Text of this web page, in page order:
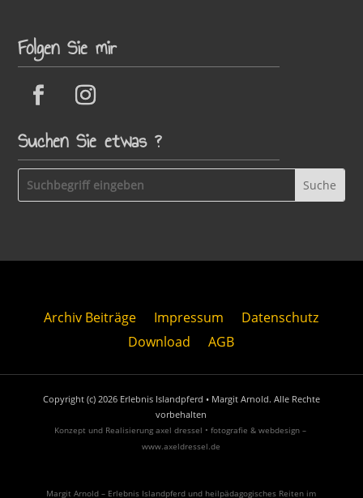
Folgen Sie mir
Suchen Sie etwas ?
Archiv Beiträge Impressum
Datenschutz
Download
AGB
Copyright (c) 2026 Erlebnis Islandpferd • Margit Arnold. Alle Rechte
vorbehalten
Konzept und Realisierung axel dressel • fotografie & webdesign –
www.axeldressel.de
Margit Arnold – Erlebnis Islandpferd und heilpädagogisches Reiten im